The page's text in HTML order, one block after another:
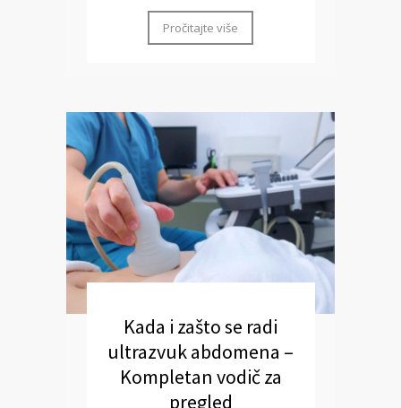
Pročitajte više
Kada i zašto se radi
ultrazvuk abdomena –
Kompletan vodič za
pregled